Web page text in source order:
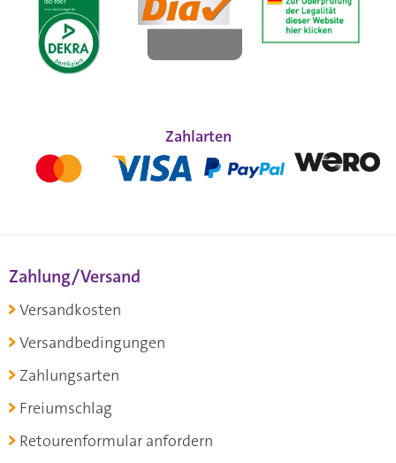
Zahlarten
Zahlung/Versand
Versandkosten
Versandbedingungen
Zahlungsarten
Freiumschlag
Retourenformular anfordern